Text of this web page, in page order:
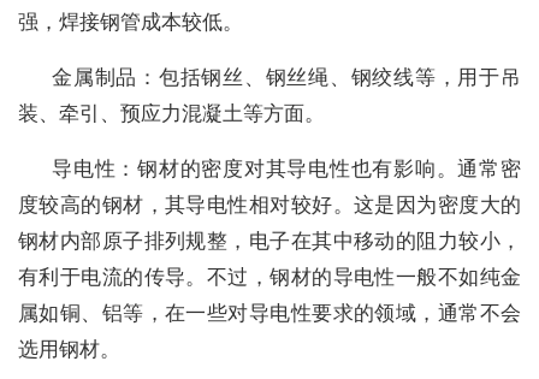
强，焊接钢管成本较低。
金属制品：包括钢丝、钢丝绳、钢绞线等，用于吊
装、牵引、预应力混凝土等方面。
导电性：钢材的密度对其导电性也有影响。通常密
度较高的钢材，其导电性相对较好。这是因为密度大的
钢材内部原子排列规整，电子在其中移动的阻力较小，
有利于电流的传导。不过，钢材的导电性一般不如纯金
属如铜、铝等，在一些对导电性要求的领域，通常不会
选用钢材。